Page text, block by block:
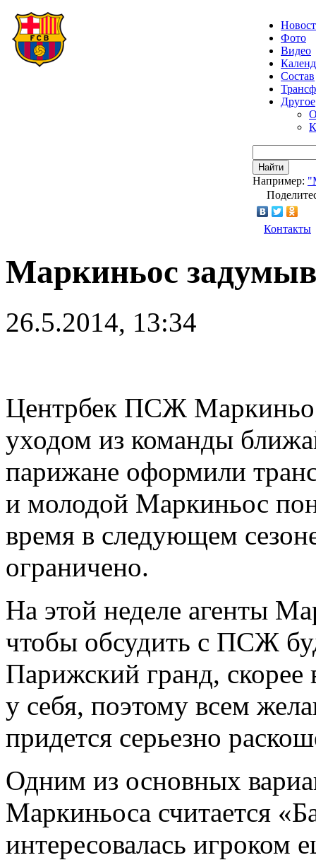
Фото
Видео
Состав
Другое
Найти
Например:
Контакты
Маркиньос
26.5.2014, 13:34
Центрбек ПСЖ
уходом из команды
парижане оформили
и молодой Маркиньос
время в следующем
ограничено.
На этой неделе агенты
чтобы обсудить с ПСЖ
Парижский гранд, скорее
у себя, поэтому всем
придется серьезно
Одним из основных
Маркиньоса считается
интересовалась игроком